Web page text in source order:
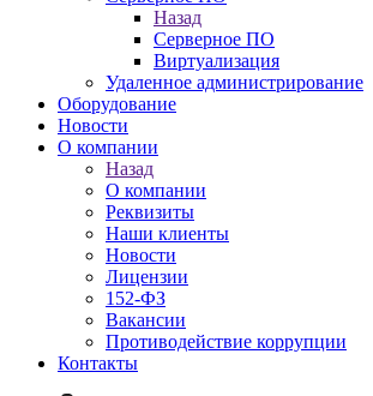
Назад
Серверное ПО
Виртуализация
Удаленное администрирование
Оборудование
Новости
О компании
Назад
О компании
Реквизиты
Наши клиенты
Новости
Лицензии
152-ФЗ
Вакансии
Противодействие коррупции
Контакты